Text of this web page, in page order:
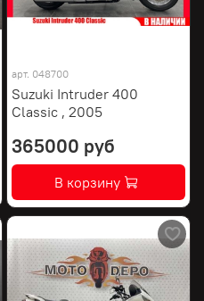
арт. 048700
Suzuki Intruder 400
Classic , 2005
365000 руб
В корзину